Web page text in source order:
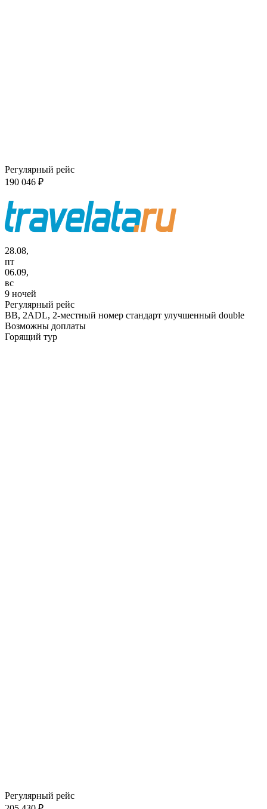
Регулярный рейс
190 046 ₽
28.08,
пт
06.09,
вс
9 ночей
Регулярный рейс
BB, 2ADL, 2-местный номер стандарт улучшенный double
Возможны доплаты
Горящий тур
Регулярный рейс